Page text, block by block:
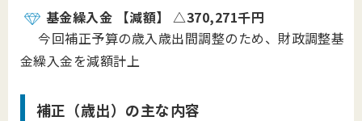
基金繰入金 【減額】 △370,271千円
今回補正予算の歳入歳出間調整のため、財政調整基
金繰入金を減額計上
補正（歳出）の主な内容